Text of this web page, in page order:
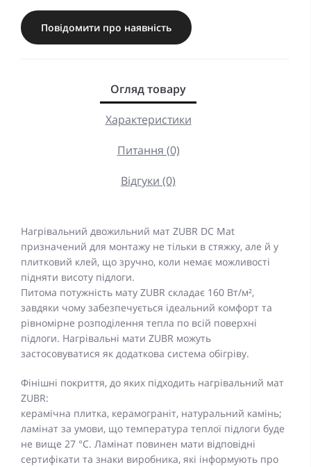
Повідомити про наявність
Огляд товару
Характеристики
Питання (0)
Відгуки (0)
Нагрівальний двожильний мат ZUBR DC Mat
призначений для монтажу не тільки в стяжку, але й у
плитковий клей, що зручно, коли немає можливості
підняти висоту підлоги.
Питома потужність мату ZUBR складає 160 Вт/м²,
завдяки чому забезпечується ідеальний комфорт та
рівномірне розподілення тепла по всій поверхні
підлоги. Нагрівальні мати ZUBR можуть
застосовуватися як додаткова система обігріву.
Фінішні покриття, до яких підходить нагрівальний мат
ZUBR:
керамічна плитка, керамограніт, натуральний камінь;
ламінат за умови, що температура теплої підлоги буде
не вище 27 °C. Ламінат повинен мати відповідні
сертифікати та знаки виробника, які інформують про